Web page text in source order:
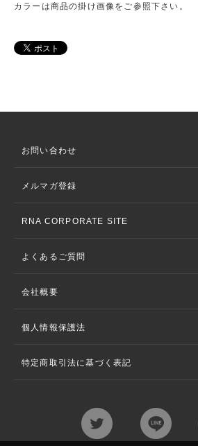
カラーは商品の掛け画像をご参照下さい。
お問い合わせ
メルマガ登録
RNA CORPORATE SITE
よくあるご質問
会社概要
個人情報保護法
特定商取引法に基づく表記